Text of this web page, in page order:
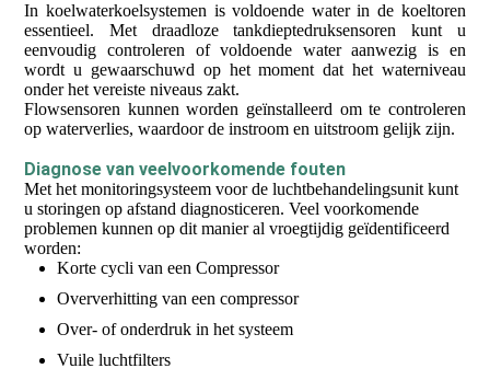
In koelwaterkoelsystemen is voldoende water in de koeltoren
essentieel. Met draadloze tankdieptedruksensoren kunt u
eenvoudig controleren of voldoende water aanwezig is en
wordt u gewaarschuwd op het moment dat het waterniveau
onder het vereiste niveaus zakt.
Flowsensoren kunnen worden geïnstalleerd om te controleren
op waterverlies, waardoor de instroom en uitstroom gelijk zijn.
Diagnose van veelvoorkomende fouten
Met het monitoringsysteem voor de luchtbehandelingsunit kunt
u storingen op afstand diagnosticeren. Veel voorkomende
problemen kunnen op dit manier al vroegtijdig geïdentificeerd
worden:
Korte cycli van een Compressor
Oververhitting van een compressor
Over- of onderdruk in het systeem
Vuile luchtfilters